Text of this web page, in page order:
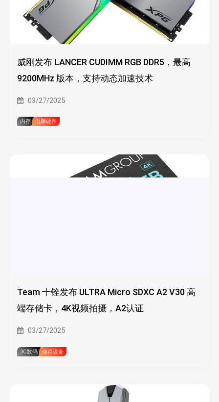
威刚发布 LANCER CUDIMM RGB DDR5，最高
9200MHz 版本，支持动态加速技术
03/27/2025
内存 电脑硬件
Team 十铨发布 ULTRA Micro SDXC A2 V30 高
端存储卡，4K视频拍摄，A2认证
03/27/2025
3C数码 储存设备